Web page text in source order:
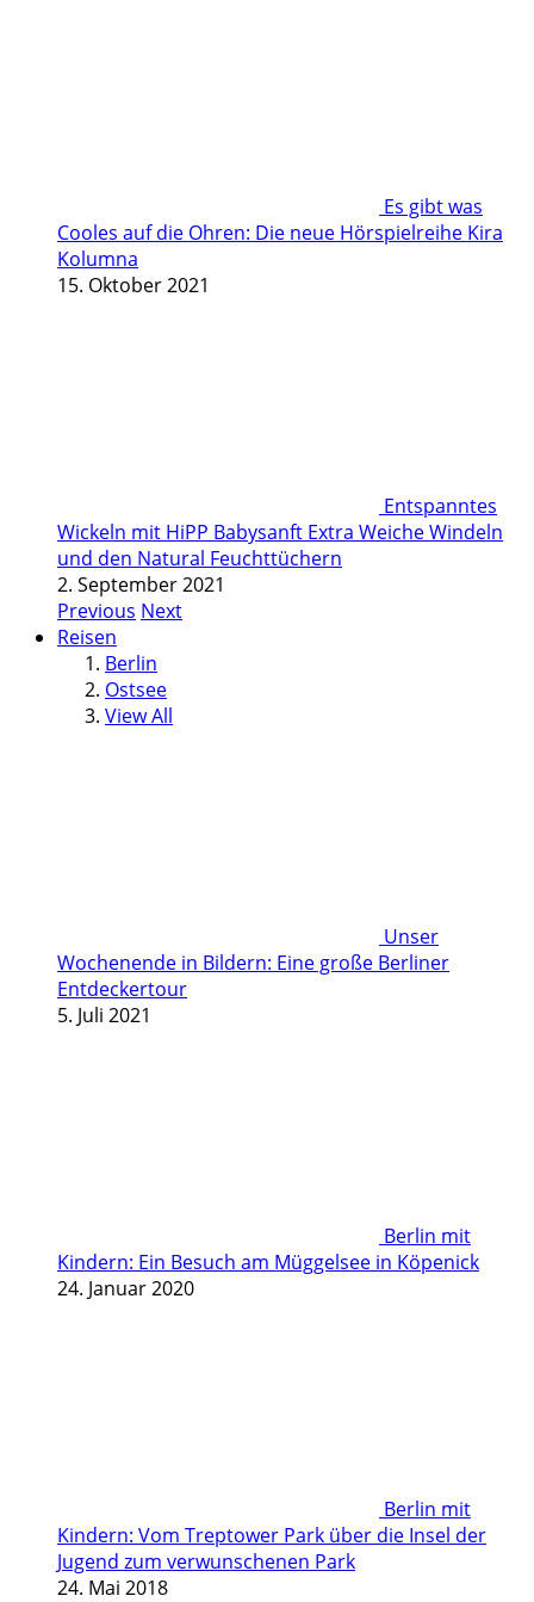
Es gibt was
Cooles auf die Ohren: Die neue Hörspielreihe Kira
Kolumna
15. Oktober 2021
Entspanntes
Wickeln mit HiPP Babysanft Extra Weiche Windeln
und den Natural Feuchttüchern
2. September 2021
Previous Next
Reisen
Berlin
Ostsee
View All
Unser
Wochenende in Bildern: Eine große Berliner
Entdeckertour
5. Juli 2021
Berlin mit
Kindern: Ein Besuch am Müggelsee in Köpenick
24. Januar 2020
Berlin mit
Kindern: Vom Treptower Park über die Insel der
Jugend zum verwunschenen Park
24. Mai 2018